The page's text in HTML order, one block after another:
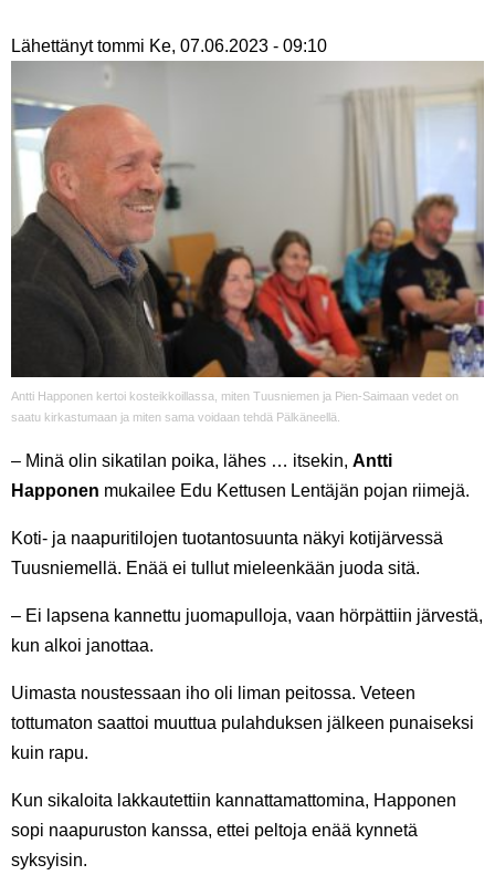
Lähettänyttommi Ke, 07.06.2023 - 09:10
Antti Happonen kertoi kosteikkoillassa, miten Tuusniemen ja Pien-Saimaan vedet on
saatu kirkastumaan ja miten sama voidaan tehdä Pälkäneellä.
– Minä olin sikatilan poika, lähes … itsekin, Antti
Happonen mukailee Edu Kettusen Lentäjän pojan riimejä.
Koti- ja naapuritilojen tuotantosuunta näkyi kotijärvessä
Tuusniemellä. Enää ei tullut mieleenkään juoda sitä.
– Ei lapsena kannettu juomapulloja, vaan hörpättiin järvestä,
kun alkoi janottaa.
Uimasta noustessaan iho oli liman peitossa. Veteen
tottumaton saattoi muuttua pulahduksen jälkeen punaiseksi
kuin rapu.
Kun sikaloita lakkautettiin kannattamattomina, Happonen
sopi naapuruston kanssa, ettei peltoja enää kynnetä
syksyisin.